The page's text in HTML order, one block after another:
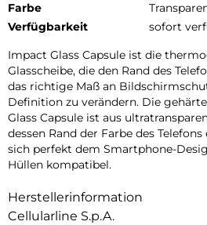
Farbe
Verfügbarkeit
sofort
Impact Glass Capsule ist die
Glasscheibe, die den Rand des
das richtige Maß an
Definition zu verändern. Die
Glass Capsule ist aus
dessen Rand der Farbe des
sich perfekt dem Smartphone-
Hüllen kompatibel.
Herstellerinformation
Cellularline S.p.A.